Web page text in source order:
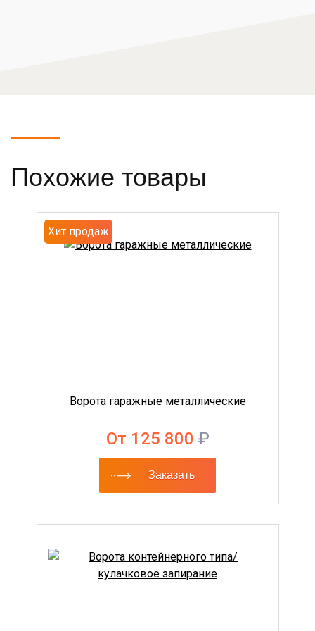
Похожие товары
Хит продаж
Ворота гаражные металлические
От 125 800 ₽
Заказать